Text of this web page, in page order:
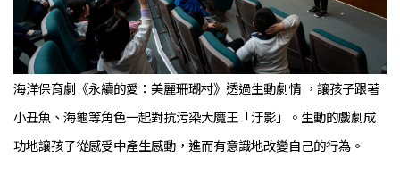
海洋保育劇《永續的愛：美麗珊瑚村》透過生動劇情 ，讓孩子跟著
小丑魚、海龜等角色一起對抗污染大魔王「汙影」。生動的戲劇成
功地讓孩子從感受中產生感動，進而有意識地改變自己的行為。